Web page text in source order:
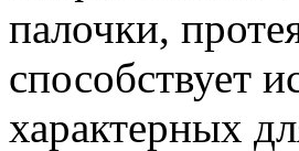
палочки,
способствует
характерных